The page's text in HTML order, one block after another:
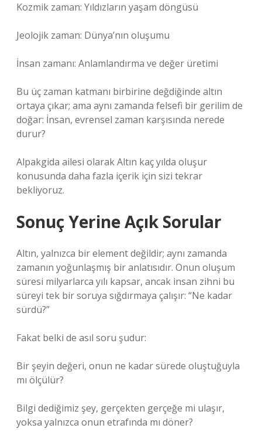
Kozmik zaman: Yıldızların yaşam döngüsü
Jeolojik zaman: Dünya’nın oluşumu
İnsan zamanı: Anlamlandırma ve değer üretimi
Bu üç zaman katmanı birbirine değdiğinde altın
ortaya çıkar; ama aynı zamanda felsefi bir gerilim de
doğar: İnsan, evrensel zaman karşısında nerede
durur?
Alpakgida ailesi olarak Altın kaç yılda oluşur
konusunda daha fazla içerik için sizi tekrar
bekliyoruz.
Sonuç Yerine Açık Sorular
Altın, yalnızca bir element değildir; aynı zamanda
zamanın yoğunlaşmış bir anlatısıdır. Onun oluşum
süresi milyarlarca yılı kapsar, ancak insan zihni bu
süreyi tek bir soruya sığdırmaya çalışır: “Ne kadar
sürdü?”
Fakat belki de asıl soru şudur:
Bir şeyin değeri, onun ne kadar sürede oluştuğuyla
mı ölçülür?
Bilgi dediğimiz şey, gerçekten gerçeğe mi ulaşır,
yoksa yalnızca onun etrafında mı döner?